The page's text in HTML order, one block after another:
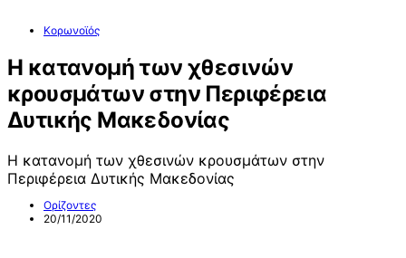
Κορωνοϊός
Η κατανομή των χθεσινών
κρουσμάτων στην Περιφέρεια
Δυτικής Μακεδονίας
Η κατανομή των χθεσινών κρουσμάτων στην
Περιφέρεια Δυτικής Μακεδονίας
Ορίζοντες
20/11/2020